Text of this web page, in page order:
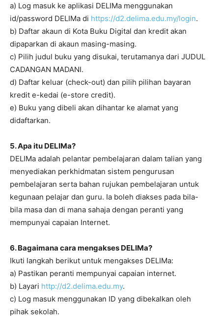
a) Log masuk ke aplikasi DELIMa menggunakan
id/password DELIMa di https://d2.delima.edu.my/login.
b) Daftar akaun di Kota Buku Digital dan kredit akan
dipaparkan di akaun masing-masing.
c) Pilih judul buku yang disukai, terutamanya dari JUDUL
CADANGAN MADANI.
d) Daftar keluar (check-out) dan pilih pilihan bayaran
kredit e-kedai (e-store credit).
e) Buku yang dibeli akan dihantar ke alamat yang
didaftarkan.
5. Apa itu DELIMa?
DELIMa adalah pelantar pembelajaran dalam talian yang
menyediakan perkhidmatan sistem pengurusan
pembelajaran serta bahan rujukan pembelajaran untuk
kegunaan pelajar dan guru. Ia boleh diakses pada bila-
bila masa dan di mana sahaja dengan peranti yang
mempunyai capaian Internet.
6. Bagaimana cara mengakses DELIMa?
Ikuti langkah berikut untuk mengakses DELIMa:
a) Pastikan peranti mempunyai capaian internet.
b) Layari http://d2.delima.edu.my.
c) Log masuk menggunakan ID yang dibekalkan oleh
pihak sekolah.